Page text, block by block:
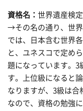
資格名： 世界遺産検
→その名の通り、世
では、日本含む世界
と、ユネスコで定め
題になっています。3
す。上位級になると
なりますが、3級は合
なので、資格の勉強